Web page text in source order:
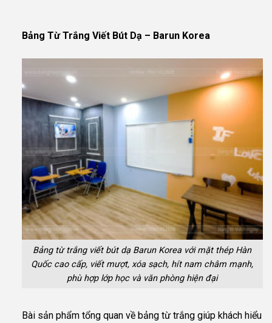
Bảng Từ Trắng Viết Bút Dạ – Barun Korea
Bảng từ trắng viết bút dạ Barun Korea với mặt thép Hàn
Quốc cao cấp, viết mượt, xóa sạch, hít nam châm mạnh,
phù hợp lớp học và văn phòng hiện đại
Bài sản phẩm tổng quan về bảng từ trắng giúp khách hiểu